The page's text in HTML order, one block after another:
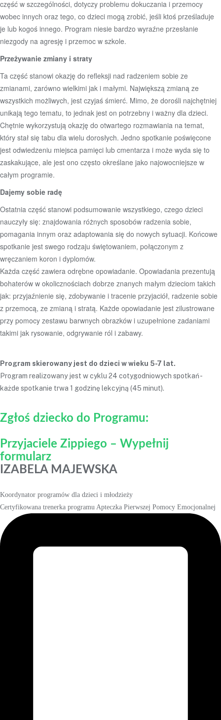
część w szczególności, dotyczy problemu dokuczania i przemocy
wobec innych oraz tego, co dzieci mogą zrobić, jeśli ktoś prześladuje
je lub kogoś innego. Program niesie bardzo wyraźne przesłanie
niezgody na agresję i przemoc w szkole.
Przeżywanie zmiany i straty
Ta część stanowi okazję do refleksji nad radzeniem sobie ze
zmianami, zarówno wielkimi jak i małymi. Największą zmianą ze
wszystkich możliwych, jest czyjaś śmierć. Mimo, że dorośli najchętniej
unikają tego tematu, to jednak jest on potrzebny i ważny dla dzieci.
Chętnie wykorzystują okazję do otwartego rozmawiania na temat,
który stał się tabu dla wielu dorosłych. Jedno spotkanie poświęcone
jest odwiedzeniu miejsca pamięci lub cmentarza i może wyda się to
zaskakujące, ale jest ono często określane jako najowocniejsze w
całym programie.
Dajemy sobie radę
Ostatnia część stanowi podsumowanie wszystkiego, czego dzieci
nauczyły się: znajdowania różnych sposobów radzenia sobie,
pomagania innym oraz adaptowania się do nowych sytuacji. Końcowe
spotkanie jest swego rodzaju świętowaniem, połączonym z
wręczaniem koron i dyplomów.
Każda część zawiera odrębne opowiadanie. Opowiadania prezentują
bohaterów w okolicznościach dobrze znanych małym dzieciom takich
jak: przyjaźnienie się, zdobywanie i tracenie przyjaciół, radzenie sobie
z przemocą, ze zmianą i stratą. Każde opowiadanie jest zilustrowane
przy pomocy zestawu barwnych obrazków i uzupełnione zadaniami
takimi jak rysowanie, odgrywanie ról i zabawy.
Program skierowany jest do dzieci w wieku 5-7 lat.
Program realizowany jest w cyklu 24 cotygodniowych spotkań -
każde spotkanie trwa 1 godzinę lekcyjną (45 minut).
Zgłoś dziecko do Programu:
Przyjaciele Zippiego – Wypełnij
formularz
IZABELA MAJEWSKA
Koordynator programów dla dzieci i młodzieży
Certyfikowana trenerka programu Apteczka Pierwszej Pomocy Emocjonalnej